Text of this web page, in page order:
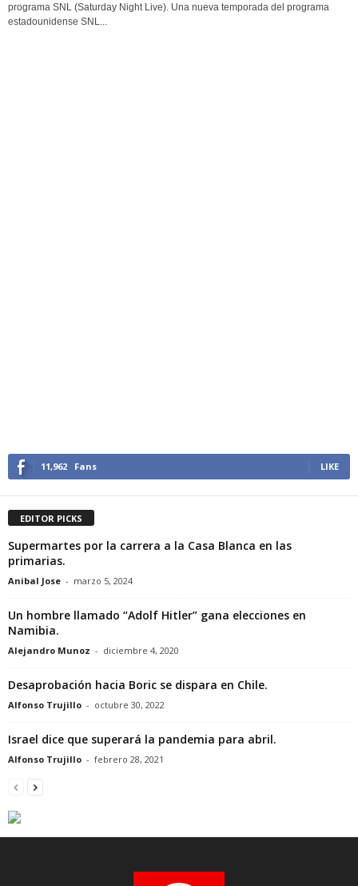
programa SNL (Saturday Night Live). Una nueva temporada del programa
estadounidense SNL...
11,962 Fans LIKE
EDITOR PICKS
Supermartes por la carrera a la Casa Blanca en las
primarias.
Anibal Jose - marzo 5, 2024
Un hombre llamado “Adolf Hitler” gana elecciones en
Namibia.
Alejandro Munoz - diciembre 4, 2020
Desaprobación hacia Boric se dispara en Chile.
Alfonso Trujillo - octubre 30, 2022
Israel dice que superará la pandemia para abril.
Alfonso Trujillo - febrero 28, 2021